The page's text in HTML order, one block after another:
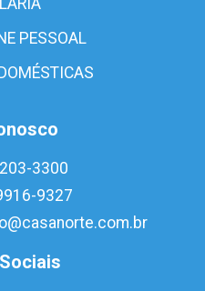
PESSOAL
3300
9327